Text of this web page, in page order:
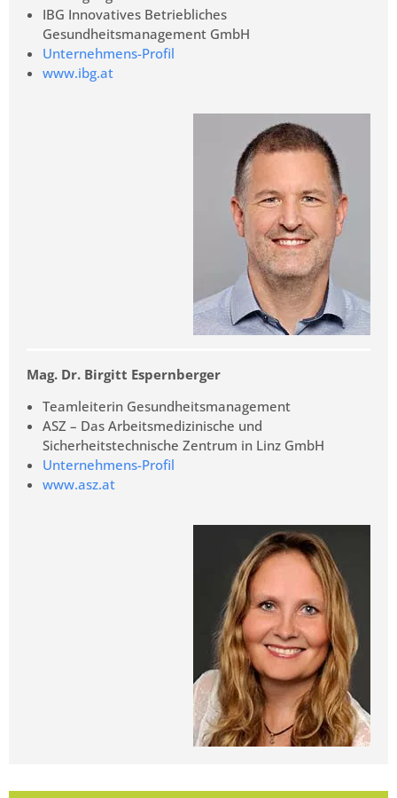
IBG Innovatives Betriebliches
Gesundheitsmanagement GmbH
Unternehmens-Profil
www.ibg.at
Mag. Dr. Birgitt Espernberger
Teamleiterin Gesundheitsmanagement
ASZ – Das Arbeitsmedizinische und
Sicherheitstechnische Zentrum in Linz GmbH
Unternehmens-Profil
www.asz.at